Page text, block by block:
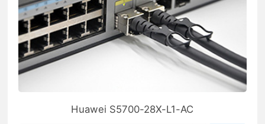
Huawei S5700-28X-L1-AC